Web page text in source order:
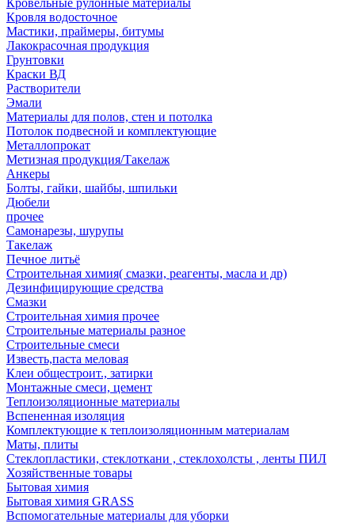
Кровельные рулонные материалы
Кровля водосточное
Мастики, праймеры, битумы
Лакокрасочная продукция
Грунтовки
Краски ВД
Растворители
Эмали
Материалы для полов, стен и потолка
Потолок подвесной и комплектующие
Металлопрокат
Метизная продукция/Такелаж
Анкеры
Болты, гайки, шайбы, шпильки
Дюбели
прочее
Самонарезы, шурупы
Такелаж
Печное литьё
Строительная химия( смазки, реагенты, масла и др)
Дезинфицирующие средства
Смазки
Строительная химия прочее
Строительные материалы разное
Строительные смеси
Известь,паста меловая
Клеи общестроит., затирки
Монтажные смеси, цемент
Теплоизоляционные материалы
Вспененная изоляция
Комплектующие к теплоизоляционным материалам
Маты, плиты
Стеклопластики, стеклоткани , стеклохолсты , ленты ПИЛ
Хозяйственные товары
Бытовая химия
Бытовая химия GRASS
Вспомогательные материалы для уборки